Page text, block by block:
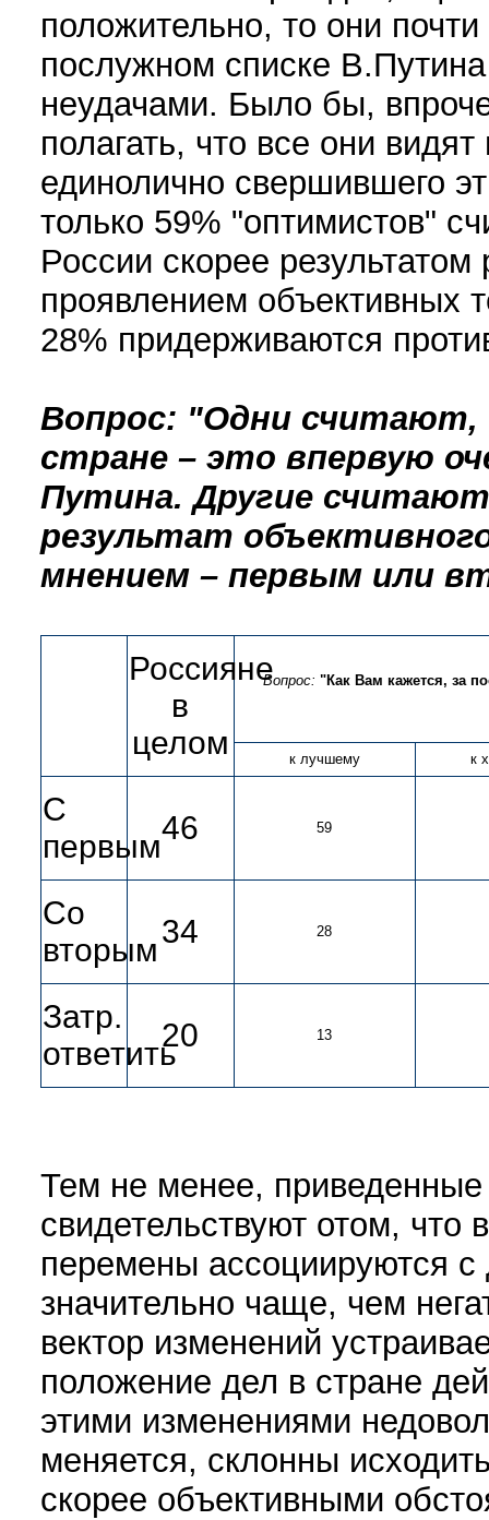
положительно, то они
послужном списке
неудачами. Было бы,
полагать, что все они
единолично свершившего
только 59% "оптимистов"
России скорее
проявлением объективных
28% придерживаются
Вопрос: "Одни считают,
стране – это впервую
Путина. Другие
результат
мнением – первым или
Россияне
в
целом
Вопрос:"Как Вам кажется, за
к лучшему к
С
первым
46 59
Со
вторым
34 28
Затр.
ответить
20 13
Тем не менее, приведенные
свидетельствуют отом, что
перемены ассоциируются
значительно чаще, чем
вектор изменений
положение дел в стране
этими изменениями
меняется, склонны
скорее объективными